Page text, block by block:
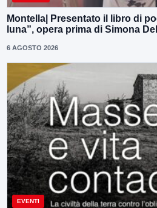
Montella| Presentato il libro di
luna”, opera prima di Simona
6 AGOSTO 2026
EVENTI